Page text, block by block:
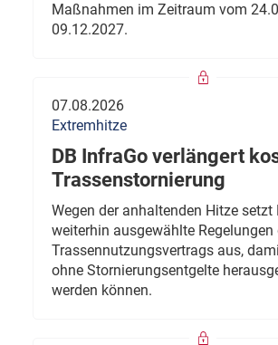
Maßnahmen im Zeitraum vom
09.12.2027.
07.08.2026
Extremhitze
DB InfraGo verlängert
Trassenstornierung
Wegen der anhaltenden Hitze setzt
weiterhin ausgewählte Regelungen
Trassennutzungsvertrags aus,
ohne Stornierungsentgelte
werden können.